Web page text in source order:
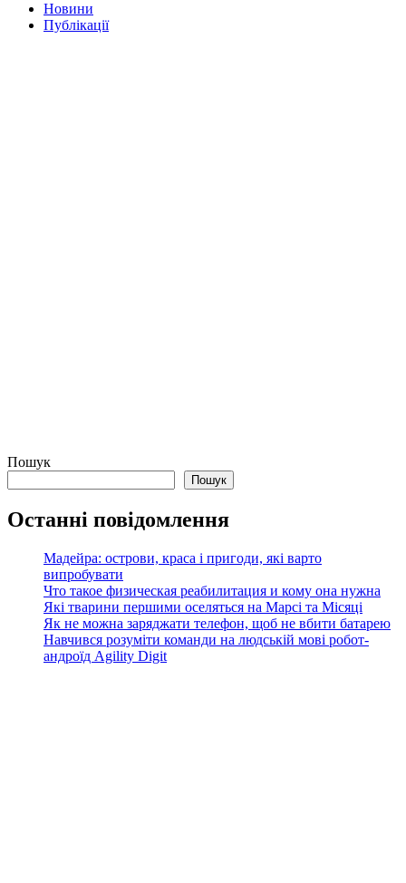
Новини
Публікації
Пошук
Пошук
Останні повідомлення
Мадейра: острови, краса і пригоди, які варто
випробувати
Что такое физическая реабилитация и кому она нужна
Які тварини першими оселяться на Марсі та Місяці
Як не можна заряджати телефон, щоб не вбити батарею
Навчився розуміти команди на людській мові робот-
андроїд Agility Digit